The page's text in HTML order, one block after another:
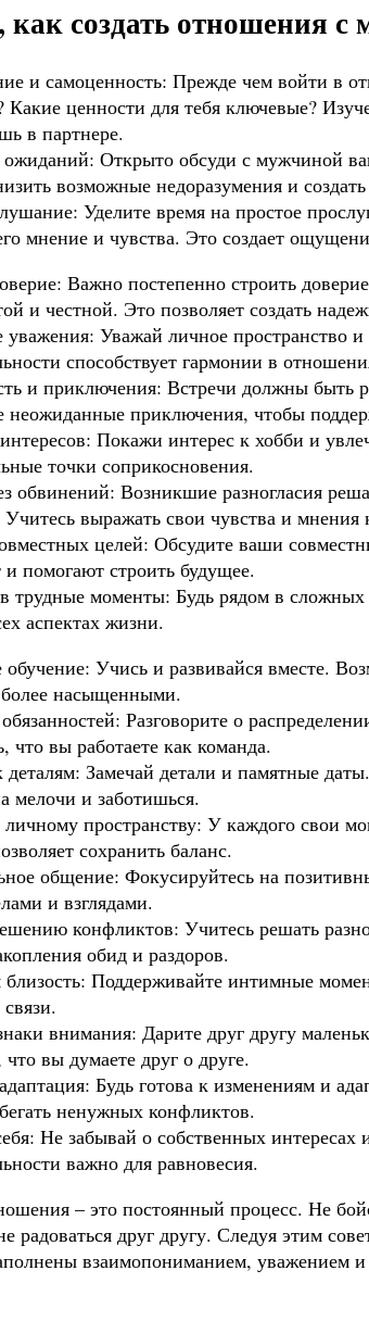
как создать отношения
и самоценность: Прежде чем войти в
Какие ценности для тебя ключевые?
в партнере.
Открыто обсуди с мужчиной
возможные недоразумения и
Уделите время на простое
мнение и чувства. Это создает
Важно постепенно строить
и честной. Это позволяет создать
уважения: Уважай личное пространство
способствует гармонии в
и приключения: Встречи должны быть
неожиданные приключения, чтобы
Покажи интерес к хобби и
точки соприкосновения.
обвинений: Возникшие разногласия
выражать свои чувства и мнения
целей: Обсудите ваши
помогают строить будущее.
трудные моменты: Будь рядом в
аспектах жизни.
Учись и развивайся вместе.
насыщенными.
Разговорите о
что вы работаете как команда.
Замечай детали и памятные
мелочи и заботишься.
пространству: У каждого свои
сохранить баланс.
общение: Фокусируйтесь на
и взглядами.
конфликтов: Учитесь решать
обид и раздоров.
близость: Поддерживайте интимные
внимания: Дарите друг другу
что вы думаете друг о друге.
Будь готова к изменениям и
ненужных конфликтов.
Не забывай о собственных интересах
важно для равновесия.
– это постоянный процесс. Не
радоваться друг другу. Следуя этим
взаимопониманием, уважением